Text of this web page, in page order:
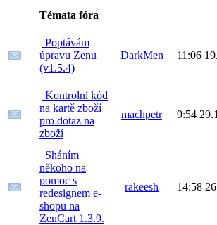
Témata fóra
Poptávám
úpravu Zenu
(v1.5.4)
DarkMen 11:06
Kontrolní kód
na kartě zboží
pro dotaz na
zboží
machpetr 9:54
Sháním
někoho na
pomoc s
redesignem e-
shopu na
ZenCart 1.3.9.
rakeesh 14:58